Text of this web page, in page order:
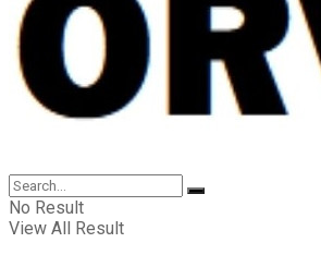
No Result
View All Result